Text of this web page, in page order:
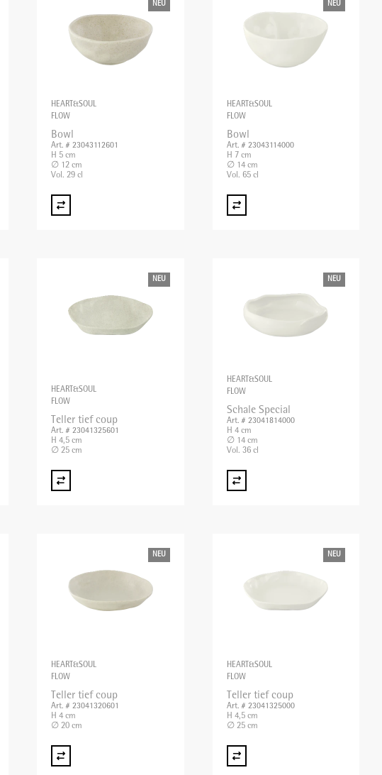
NEU
HEART&SOUL
FLOW
Bowl
Art. # 23043112601
H 5 cm
∅ 12 cm
Vol. 29 cl
NEU
HEART&SOUL
FLOW
Bowl
Art. # 23043114000
H 7 cm
∅ 14 cm
Vol. 65 cl
NEU
HEART&SOUL
FLOW
Teller tief coup
Art. # 23041325601
H 4,5 cm
∅ 25 cm
NEU
HEART&SOUL
FLOW
Schale Special
Art. # 23041814000
H 4 cm
∅ 14 cm
Vol. 36 cl
NEU
HEART&SOUL
FLOW
Teller tief coup
Art. # 23041320601
H 4 cm
∅ 20 cm
NEU
HEART&SOUL
FLOW
Teller tief coup
Art. # 23041325000
H 4,5 cm
∅ 25 cm